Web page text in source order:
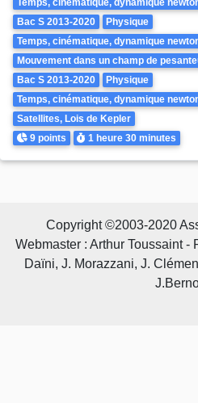
Bac S 2013-2020
Physique
Temps, cinématique, dynamique
Mouvement dans un champ de
Bac S 2013-2020
Physique
Temps, cinématique, dynamique
Satellites, Lois de Kepler
Points
9 points Durée
1 heure30 minutes
Copyright ©2003-2020
Webmaster : Arthur Toussaint -
Daïni, J. Morazzani, J.